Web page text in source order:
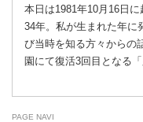
本日は1981年10月16日
34年。私が生まれた年に
び当時を知る方々からの
園にて復活3回目となる
PAGE NAVI